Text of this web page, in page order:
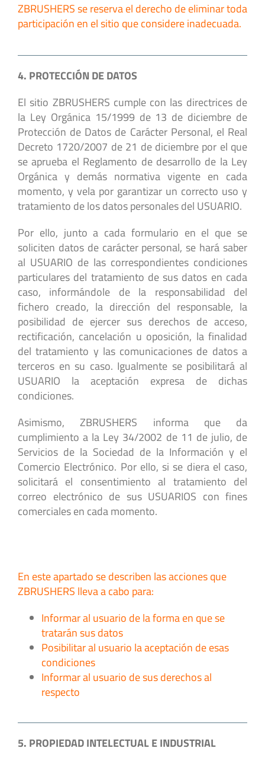
ZBRUSHERS se reserva el derecho de eliminar toda
participación en el sitio que considere inadecuada.
4. PROTECCIÓN DE DATOS
El sitio ZBRUSHERS cumple con las directrices de
la Ley Orgánica 15/1999 de 13 de diciembre de
Protección de Datos de Carácter Personal, el Real
Decreto 1720/2007 de 21 de diciembre por el que
se aprueba el Reglamento de desarrollo de la Ley
Orgánica y demás normativa vigente en cada
momento, y vela por garantizar un correcto uso y
tratamiento de los datos personales del USUARIO.
Por ello, junto a cada formulario en el que se
soliciten datos de carácter personal, se hará saber
al USUARIO de las correspondientes condiciones
particulares del tratamiento de sus datos en cada
caso, informándole de la responsabilidad del
fichero creado, la dirección del responsable, la
posibilidad de ejercer sus derechos de acceso,
rectificación, cancelación u oposición, la finalidad
del tratamiento y las comunicaciones de datos a
terceros en su caso. Igualmente se posibilitará al
USUARIO la aceptación expresa de dichas
condiciones.
Asimismo, ZBRUSHERS informa que da
cumplimiento a la Ley 34/2002 de 11 de julio, de
Servicios de la Sociedad de la Información y el
Comercio Electrónico. Por ello, si se diera el caso,
solicitará el consentimiento al tratamiento del
correo electrónico de sus USUARIOS con fines
comerciales en cada momento.
En este apartado se describen las acciones que
ZBRUSHERS lleva a cabo para:
Informar al usuario de la forma en que se
tratarán sus datos
Posibilitar al usuario la aceptación de esas
condiciones
Informar al usuario de sus derechos al
respecto
5. PROPIEDAD INTELECTUAL E INDUSTRIAL